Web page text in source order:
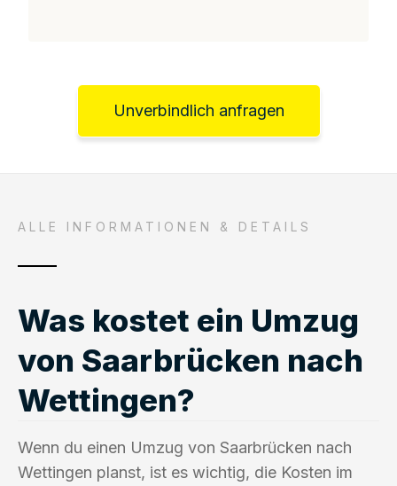
Unverbindlich anfragen
ALLE INFORMATIONEN & DETAILS
Was kostet ein Umzug
von Saarbrücken nach
Wettingen?
Wenn du einen Umzug von Saarbrücken nach
Wettingen planst, ist es wichtig, die Kosten im